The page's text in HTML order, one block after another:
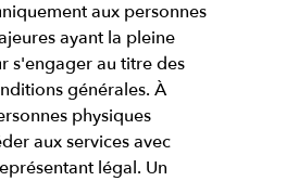
aux personnes
ayant la pleine
s'engager au titre des
générales. À
physiques
aux services avec
légal. Un